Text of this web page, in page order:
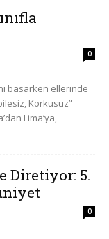
0
basarken ellerinde
Korkusuz”
Lima’ya,
Diretiyor: 5.
0